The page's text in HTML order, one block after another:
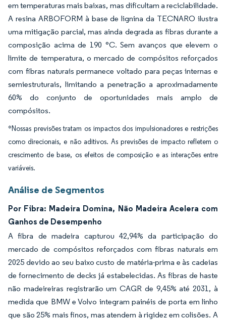
em temperaturas mais baixas, mas dificultam a reciclabilidade.
A resina ARBOFORM à base de lignina da TECNARO ilustra
uma mitigação parcial, mas ainda degrada as fibras durante a
composição acima de 190 °C. Sem avanços que elevem o
limite de temperatura, o mercado de compósitos reforçados
com fibras naturais permanece voltado para peças internas e
semiestruturais, limitando a penetração a aproximadamente
60% do conjunto de oportunidades mais amplo de
compósitos.
*Nossas previsões tratam os impactos dos impulsionadores e restrições
como direcionais, e não aditivos. As previsões de impacto refletem o
crescimento de base, os efeitos de composição e as interações entre
variáveis.
Análise de Segmentos
Por Fibra: Madeira Domina, Não Madeira Acelera com
Ganhos de Desempenho
A fibra de madeira capturou 42,94% da participação do
mercado de compósitos reforçados com fibras naturais em
2025 devido ao seu baixo custo de matéria-prima e às cadeias
de fornecimento de decks já estabelecidas. As fibras de haste
não madeireiras registrarão um CAGR de 9,45% até 2031, à
medida que BMW e Volvo integram painéis de porta em linho
que são 25% mais finos, mas atendem à rigidez em colisões. A